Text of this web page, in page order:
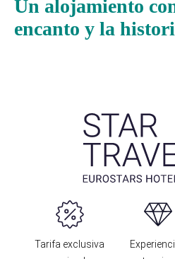
Un alojamiento
encanto y la
Tarifa exclusiva